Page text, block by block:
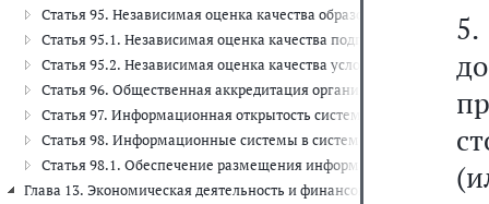
Статья 95. Независимая оценка качества образования
Статья 95.1. Независимая оценка качества подготовки
Статья 95.2. Независимая оценка качества условий
Статья 96. Общественная аккредитация организаций,
Статья 97. Информационная открытость системы образования.
Статья 98. Информационные системы в системе образования
Статья 98.1. Обеспечение размещения информации о
Глава 13. Экономическая деятельность и финансовое обеспечение в